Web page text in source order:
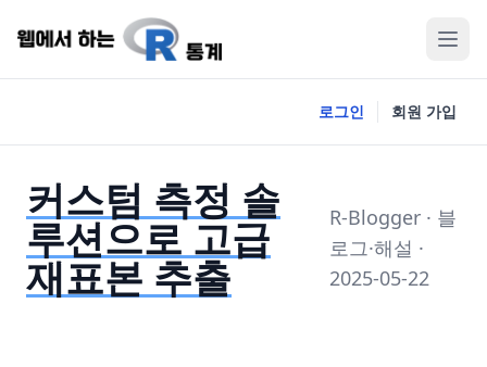
로그인 회원 가입
커스텀 측정 솔
루션으로 고급
재표본 추출
R-Blogger · 블
로그·해설 ·
2025-05-22